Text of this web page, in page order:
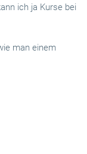
ich ja Kurse bei
man einem